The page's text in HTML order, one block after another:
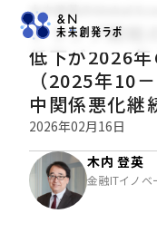
木内登英のGlobal
トランプ関税
低下が2026
（2025年10
中関係悪化継
2026年02月16日
木内 登英
金融ITイノベ